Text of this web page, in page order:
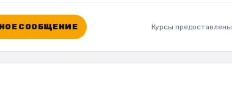
СООБЩЕНИЕ Курсы предоставлены